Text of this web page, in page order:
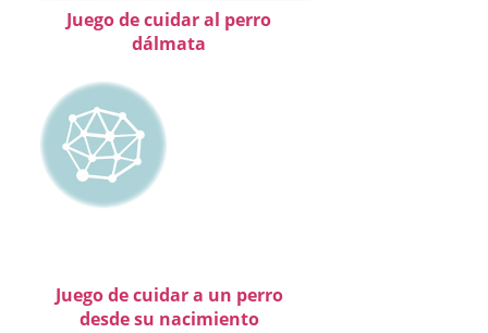
Juego de cuidar al perro
dálmata
Juego de cuidar a un perro
desde su nacimiento